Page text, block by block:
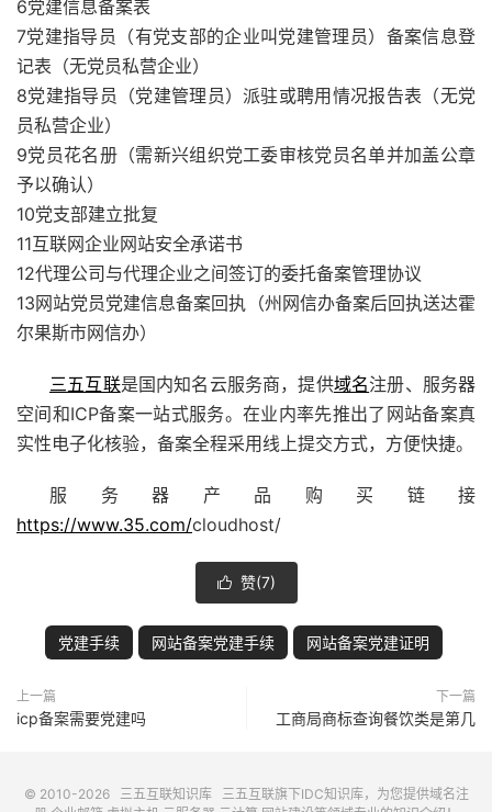
6党建信息备案表
7党建指导员（有党支部的企业叫党建管理员）备案信息登
记表（无党员私营企业）
8党建指导员（党建管理员）派驻或聘用情况报告表（无党
员私营企业）
9党员花名册（需新兴组织党工委审核党员名单并加盖公章
予以确认）
10党支部建立批复
11互联网企业网站安全承诺书
12代理公司与代理企业之间签订的委托备案管理协议
13网站党员党建信息备案回执（州网信办备案后回执送达霍
尔果斯市网信办）
三五互联是国内知名云服务商，提供域名注册、服务器
空间和ICP备案一站式服务。在业内率先推出了网站备案真
实性电子化核验，备案全程采用线上提交方式，方便快捷。
服务器产品购买链接
https://www.35.com/cloudhost/
 赞(7)
党建手续 网站备案党建手续 网站备案党建证明
上一篇
icp备案需要党建吗
下一篇
工商局商标查询餐饮类是第几
© 2010-2026 三五互联知识库 三五互联旗下IDC知识库，为您提供域名注